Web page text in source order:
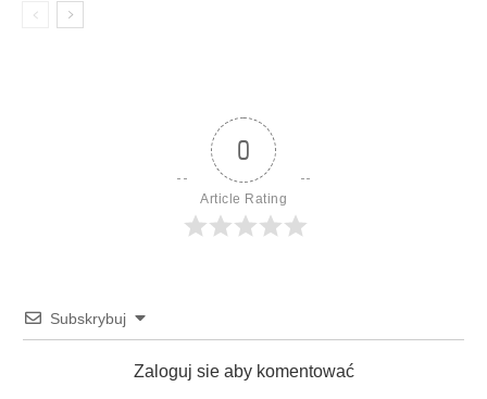
0
Article Rating
Subskrybuj
Zaloguj sie aby komentować